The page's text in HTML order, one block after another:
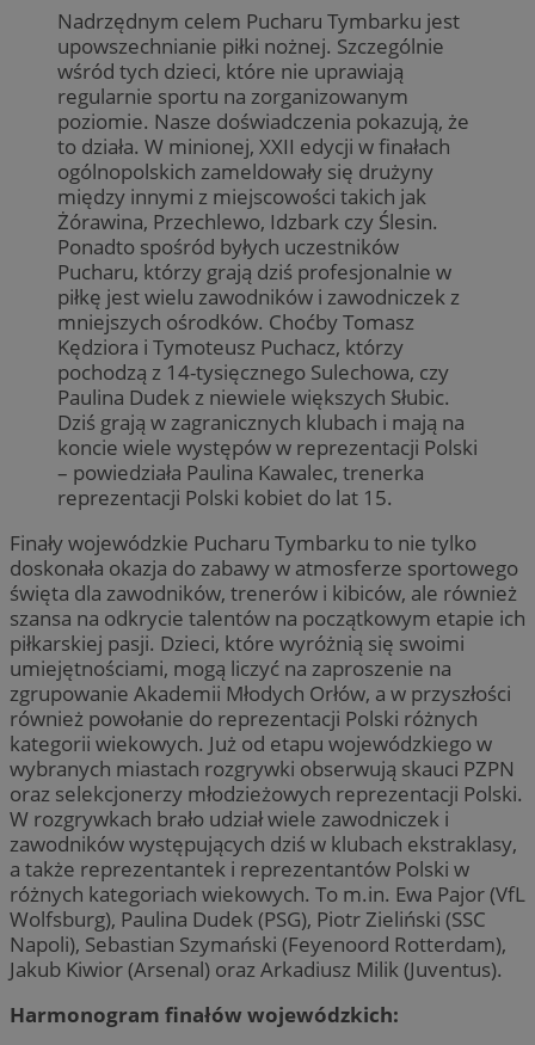
Nadrzędnym celem Pucharu Tymbarku jest
upowszechnianie piłki nożnej. Szczególnie
wśród tych dzieci, które nie uprawiają
regularnie sportu na zorganizowanym
poziomie. Nasze doświadczenia pokazują, że
to działa. W minionej, XXII edycji w finałach
ogólnopolskich zameldowały się drużyny
między innymi z miejscowości takich jak
Żórawina, Przechlewo, Idzbark czy Ślesin.
Ponadto spośród byłych uczestników
Pucharu, którzy grają dziś profesjonalnie w
piłkę jest wielu zawodników i zawodniczek z
mniejszych ośrodków. Choćby Tomasz
Kędziora i Tymoteusz Puchacz, którzy
pochodzą z 14-tysięcznego Sulechowa, czy
Paulina Dudek z niewiele większych Słubic.
Dziś grają w zagranicznych klubach i mają na
koncie wiele występów w reprezentacji Polski
– powiedziała Paulina Kawalec, trenerka
reprezentacji Polski kobiet do lat 15.
Finały wojewódzkie Pucharu Tymbarku to nie tylko
doskonała okazja do zabawy w atmosferze sportowego
święta dla zawodników, trenerów i kibiców, ale również
szansa na odkrycie talentów na początkowym etapie ich
piłkarskiej pasji. Dzieci, które wyróżnią się swoimi
umiejętnościami, mogą liczyć na zaproszenie na
zgrupowanie Akademii Młodych Orłów, a w przyszłości
również powołanie do reprezentacji Polski różnych
kategorii wiekowych. Już od etapu wojewódzkiego w
wybranych miastach rozgrywki obserwują skauci PZPN
oraz selekcjonerzy młodzieżowych reprezentacji Polski.
W rozgrywkach brało udział wiele zawodniczek i
zawodników występujących dziś w klubach ekstraklasy,
a także reprezentantek i reprezentantów Polski w
różnych kategoriach wiekowych. To m.in. Ewa Pajor (VfL
Wolfsburg), Paulina Dudek (PSG), Piotr Zieliński (SSC
Napoli), Sebastian Szymański (Feyenoord Rotterdam),
Jakub Kiwior (Arsenal) oraz Arkadiusz Milik (Juventus).
Harmonogram finałów wojewódzkich: